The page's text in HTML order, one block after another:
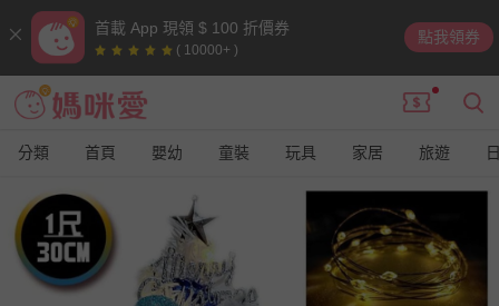
首載 App 現領 $ 100 折價券
( 10000+ )
點我領券
分類 首頁 嬰幼 童裝 玩具 家居 旅遊